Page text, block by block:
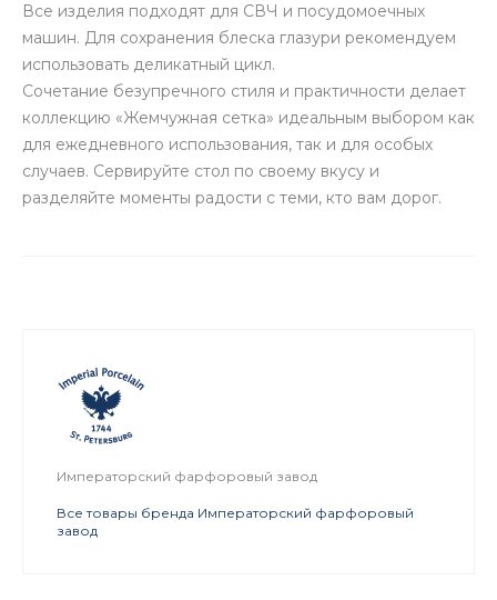
Все изделия подходят для СВЧ и посудомоечных
машин. Для сохранения блеска глазури рекомендуем
использовать деликатный цикл.
Сочетание безупречного стиля и практичности делает
коллекцию «Жемчужная сетка» идеальным выбором как
для ежедневного использования, так и для особых
случаев. Сервируйте стол по своему вкусу и
разделяйте моменты радости с теми, кто вам дорог.
Императорский фарфоровый завод
Все товары бренда Императорский фарфоровый
завод